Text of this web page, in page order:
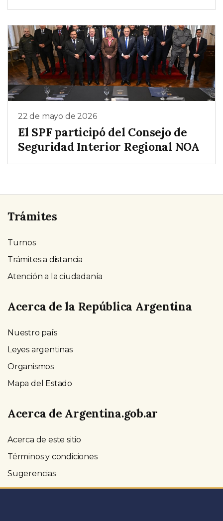
22 de mayo de 2026
El SPF participó del Consejo de
Seguridad Interior Regional NOA
Trámites
Turnos
Trámites a distancia
Atención a la ciudadanía
Acerca de la República Argentina
Nuestro país
Leyes argentinas
Organismos
Mapa del Estado
Acerca de Argentina.gob.ar
Acerca de este sitio
Términos y condiciones
Sugerencias